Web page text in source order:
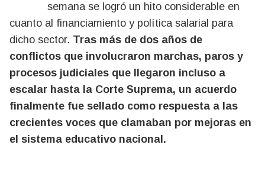
semana se logró un hito considerable en
cuanto al financiamiento y política salarial para
dicho sector. Tras más de dos años de
conflictos que involucraron marchas, paros y
procesos judiciales que llegaron incluso a
escalar hasta la Corte Suprema, un acuerdo
finalmente fue sellado como respuesta a las
crecientes voces que clamaban por mejoras en
el sistema educativo nacional.